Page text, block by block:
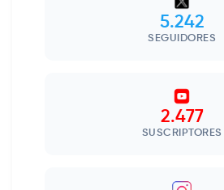
5.242
SEGUIDORES
2.477
SUSCRIPTORES